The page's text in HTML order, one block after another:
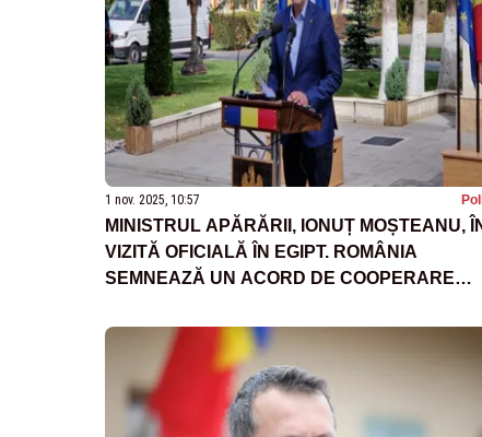
1 nov. 2025, 10:57
MINISTRUL APĂRĂRII, IONUȚ MOȘTEANU,
VIZITĂ OFICIALĂ ÎN EGIPT. ROMÂNIA
SEMNEAZĂ UN ACORD DE COOPERARE